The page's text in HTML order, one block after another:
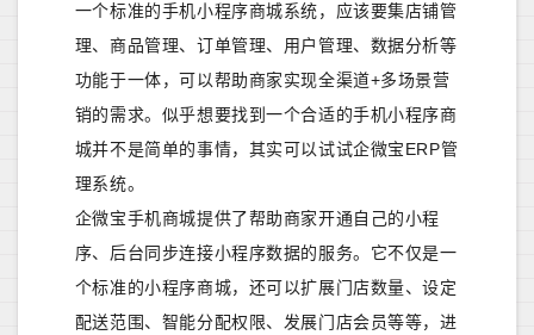
一个标准的手机小程序商城系统，应该要集店铺管
理、商品管理、订单管理、用户管理、数据分析等
功能于一体，可以帮助商家实现全渠道+多场景营
销的需求。似乎想要找到一个合适的手机小程序商
城并不是简单的事情，其实可以试试企微宝ERP管
理系统。
企微宝手机商城提供了帮助商家开通自己的小程
序、后台同步连接小程序数据的服务。它不仅是一
个标准的小程序商城，还可以扩展门店数量、设定
配送范围、智能分配权限、发展门店会员等等，进